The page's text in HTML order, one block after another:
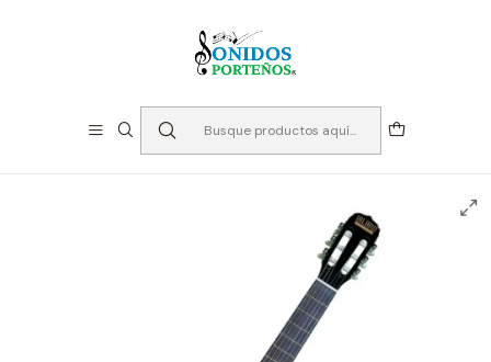
Instrumentos de Cuerda
Guitarra Clásica 39" Bilbao, BIL-44-NT